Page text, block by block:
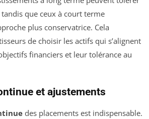
que ceux à court terme
plus conservatrice. Cela
de choisir les actifs qui s’alignent
financiers et leur tolérance au
et ajustements
des placements est indispensable.